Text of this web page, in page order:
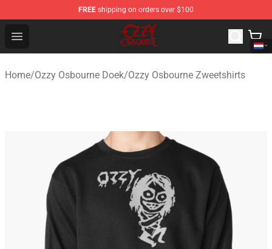
FREE shipping on orders over $100
Open menu
Ozzy Osbourne Store - Official Ozzy Osbourne
Home/Ozzy Osbourne Doek/Ozzy Osbourne Zweetshirts